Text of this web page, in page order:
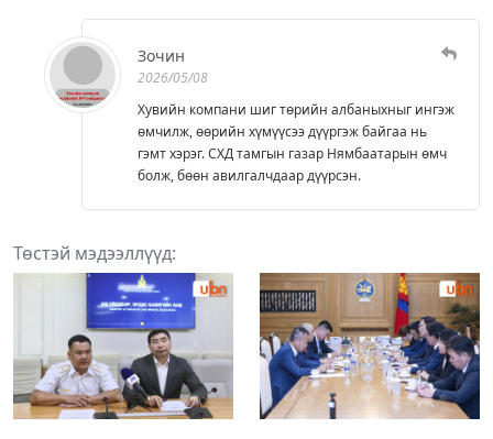
Зочин
2026/05/08
Хувийн компани шиг төрийн албаныхныг ингэж
өмчилж, өөрийн хүмүүсээ дүүргэж байгаа нь
гэмт хэрэг. СХД тамгын газар Нямбаатарын өмч
болж, бөөн авилгалчдаар дүүрсэн.
Төстэй мэдээллүүд: